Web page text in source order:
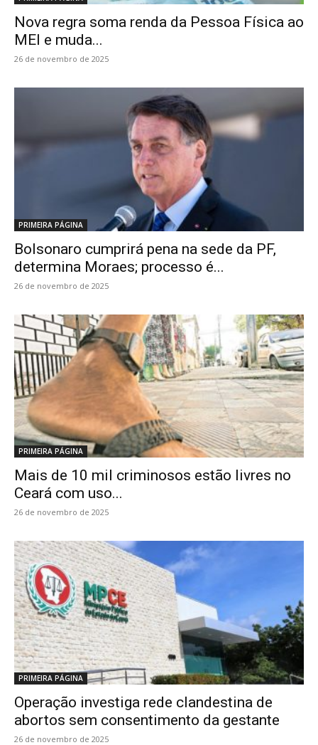
Nova regra soma renda da Pessoa Física ao
MEI e muda...
26 de novembro de 2025
PRIMEIRA PÁGINA
Bolsonaro cumprirá pena na sede da PF,
determina Moraes; processo é...
26 de novembro de 2025
PRIMEIRA PÁGINA
Mais de 10 mil criminosos estão livres no
Ceará com uso...
26 de novembro de 2025
PRIMEIRA PÁGINA
Operação investiga rede clandestina de
abortos sem consentimento da gestante
26 de novembro de 2025